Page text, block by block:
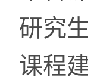
研究
课程